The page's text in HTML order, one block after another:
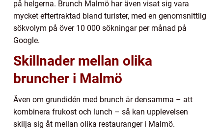
på helgerna. Brunch Malmö har även visat sig vara
mycket eftertraktad bland turister, med en genomsnittlig
sökvolym på över 10 000 sökningar per månad på
Google.
Skillnader mellan olika
bruncher i Malmö
Även om grundidén med brunch är densamma – att
kombinera frukost och lunch – så kan upplevelsen
skilja sig åt mellan olika restauranger i Malmö.